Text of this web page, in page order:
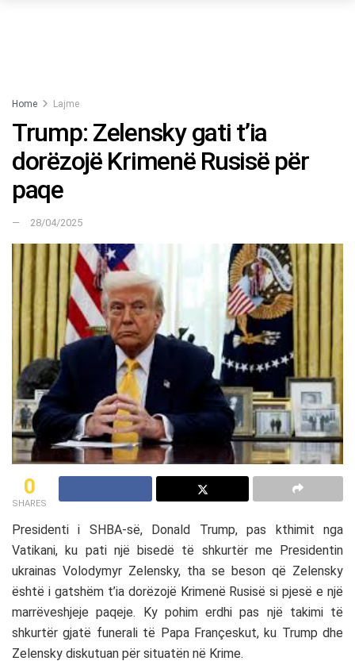
Home Lajme
Trump: Zelensky gati t’ia
dorëzojë Krimenë Rusisë për
paqe
28/04/2025
0
SHARES
Presidenti i SHBA-së, Donald Trump, pas kthimit nga
Vatikani, ku pati një bisedë të shkurtër me Presidentin
ukrainas Volodymyr Zelensky, tha se beson që Zelensky
është i gatshëm t’ia dorëzojë Krimenë Rusisë si pjesë e një
marrëveshjeje paqeje. Ky pohim erdhi pas një takimi të
shkurtër gjatë funerali të Papa Françeskut, ku Trump dhe
Zelensky diskutuan për situatën në Krime.